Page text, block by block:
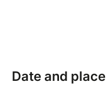
Date and place